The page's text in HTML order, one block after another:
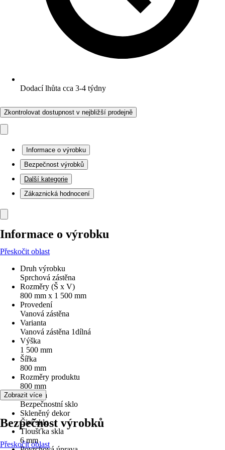
Dodací lhůta cca 3-4 týdny
Zkontrolovat dostupnost v nejbližší prodejně
Informace o výrobku
Bezpečnost výrobků
Další kategorie
Zákaznická hodnocení
Informace o výrobku
Přeskočit oblast
Druh výrobku
Sprchová zástěna
Rozměry (Š x V)
800 mm x 1 500 mm
Provedení
Vanová zástěna
Varianta
Vanová zástěna 1dílná
Výška
1 500 mm
Šířka
800 mm
Rozměry produktu
800 mm
Typ skla
Bezpečnostní sklo
Skleněný dekor
Čiré sklo
Tloušťka skla
6 mm
Zobrazit více
Bezpečnost výrobků
Přeskočit oblast